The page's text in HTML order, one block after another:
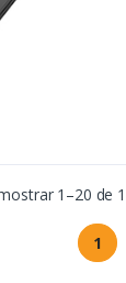
1–20 de
1